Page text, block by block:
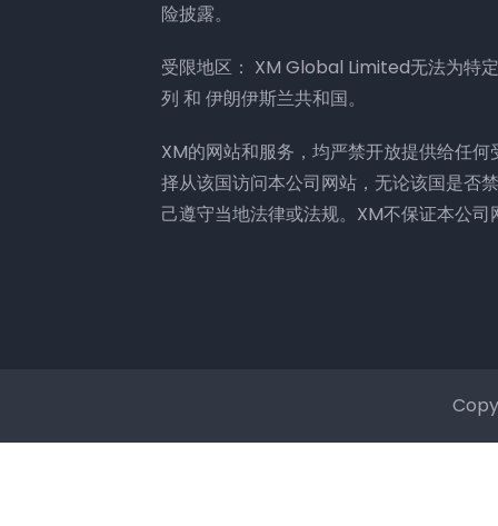
险披露。
受限地区： XM Global Limited无法为特
列 和 伊朗伊斯兰共和国。
XM的网站和服务，均严禁开放提供给任
择从该国访问本公司网站，无论该国是否
己遵守当地法律或法规。XM不保证本公